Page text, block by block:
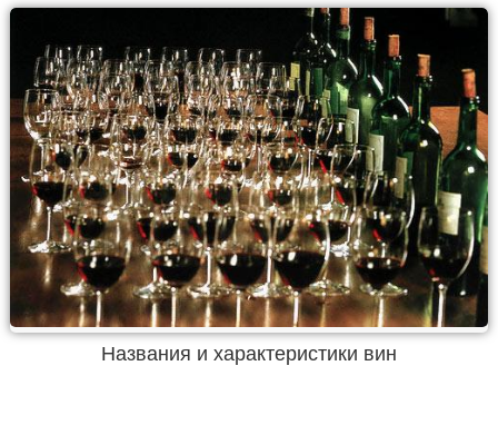
Названия и характеристики вин